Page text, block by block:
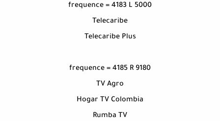
frequence = 4183 L 5000
Telecaribe
Telecaribe Plus
frequence = 4185 R 9180
TV Agro
Hogar TV Colombia
Rumba TV